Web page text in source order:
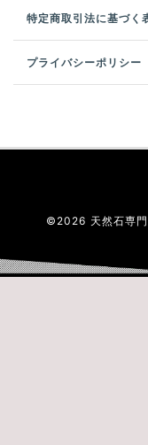
特定商取引法に基づく
プライバシーポリシー
© 2026 天然石専